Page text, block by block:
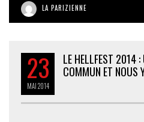
LA PARIZIENNE
23
MAI2014
LE HELLFEST 2014 :
COMMUN ET NOUS